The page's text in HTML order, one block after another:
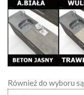
Również do wyboru są